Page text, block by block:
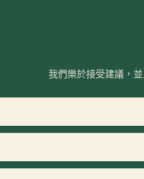
我們樂於接受建議，